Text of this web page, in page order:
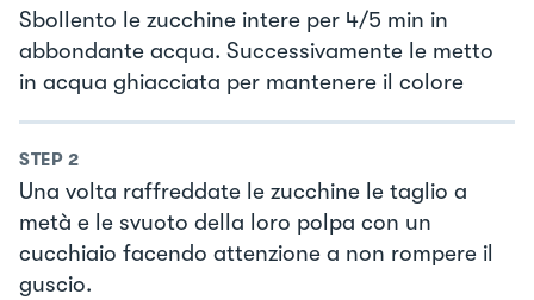
Sbollento le zucchine intere per 4/5 min in
abbondante acqua. Successivamente le metto
in acqua ghiacciata per mantenere il colore
STEP 2
Una volta raffreddate le zucchine le taglio a
metà e le svuoto della loro polpa con un
cucchiaio facendo attenzione a non rompere il
guscio.